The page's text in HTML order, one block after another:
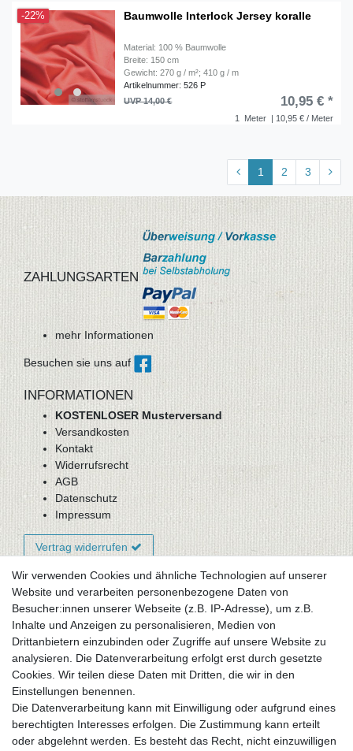
-22% Baumwolle Interlock Jersey koralle
Material: 100 % Baumwolle
Breite: 150 cm
Gewicht: 270 g / m²; 410 g / m
Artikelnummer: 526 P
1 Meter | 10,95 € / Meter
UVP 14,00 € 10,95 € *
1 2 3
ZAHLUNGSARTEN
mehr Informationen
Besuchen sie uns auf
INFORMATIONEN
KOSTENLOSER Musterversand
Versandkosten
Kontakt
Widerrufsrecht
AGB
Datenschutz
Impressum
Vertrag widerrufen
Newsletter-Anmeldung
FAQ / Fragen
Mein Warenkorb
Mein Merkzettel
Mein Konto
UNSER LADENGESCHÄFT
Gottlieb-Daimler-Str. 10
33334 Gütersloh
Wir verwenden Cookies und ähnliche Technologien auf unserer
Website und verarbeiten personenbezogene Daten von
Besucher:innen unserer Webseite (z.B. IP-Adresse), um z.B.
Inhalte und Anzeigen zu personalisieren, Medien von
Drittanbietern einzubinden oder Zugriffe auf unsere Website zu
analysieren. Die Datenverarbeitung erfolgt erst durch gesetzte
Cookies. Wir teilen diese Daten mit Dritten, die wir in den
Einstellungen benennen.
Die Datenverarbeitung kann mit Einwilligung oder aufgrund eines
berechtigten Interesses erfolgen. Die Zustimmung kann erteilt
oder abgelehnt werden. Es besteht das Recht, nicht einzuwilligen